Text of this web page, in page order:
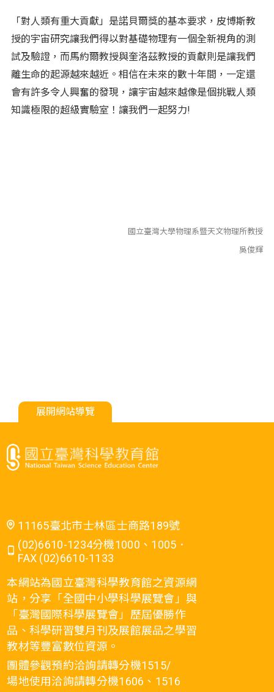
「對人類有重大貢獻」是諾貝爾獎的基本要求，皮博斯教
授的宇宙研究讓我們得以對基礎物理有一個全新視角的測
試及驗證，而馬約爾教授與奎洛茲教授的貢獻則是讓我們
離生命的起源越來越近。相信在未來的數十年間，一定還
會有許多令人興奮的發現，讓宇宙越來越像是個挑戰人類
知識極限的超級實驗室！讓我們一起努力!
國立臺灣大學物理系暨天文物理所教授
吳俊輝
展開網站導覽
11165臺北市士林區士商路189號
(02)6610-1234分機1000、1005．
FAX (02)6610-1133
本網站為國立臺灣科學教育館之資源網
站，分享「全國中小學科學展覽會」與
「臺灣國際科學展覽會」歷屆優勝作
品、科學研習雙月刊及展館展品之學習
教材等豐富數位資源。
團體參觀預約洽詢請轉分機1515/
場地使用洽詢請轉分機1606、1516